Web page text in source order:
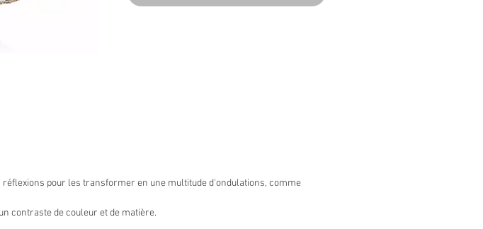
pour les transformer en une multitude d'ondulations, comme
contraste de couleur et de matière.